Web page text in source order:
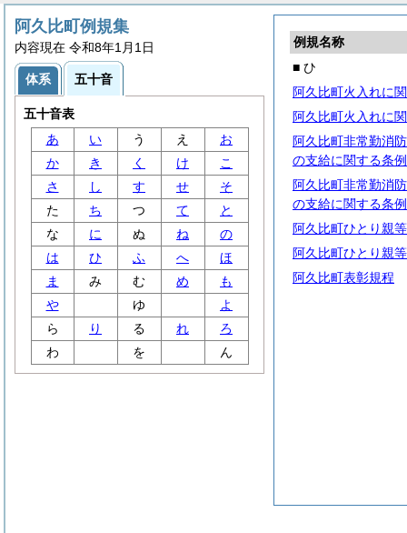
例規名称
■ ひ
阿久比町火入れに
阿久比町火入れに
阿久比町非常勤消
の支給に関する条例
阿久比町非常勤消
の支給に関する条
阿久比町ひとり親
阿久比町ひとり親
阿久比町表彰規程
阿久比町例規集
内容現在 令和8年1月1日
体系 五十音
五十音表
あ
い う え
お
か
き く け
こ
さ
し す せ
そ
た
ち つ て
と
な
に ぬ ね
の
は
ひ ふ へ
ほ
ま
み む め
も
や
ゆ
よ
ら
り る れ
ろ
わ
を ん